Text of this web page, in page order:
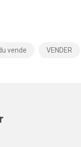
vende VENDER